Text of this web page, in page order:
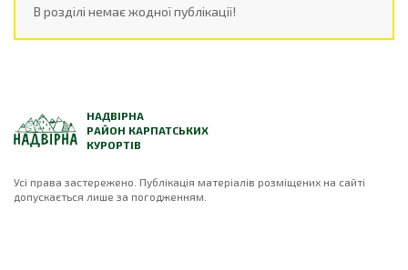
В розділі немає жодної публікації!
НАДВІРНА
РАЙОН КАРПАТСЬКИХ
КУРОРТІВ
Усі права застережено. Публікація матеріалів розміщених на сайті
допускається лише за погодженням.